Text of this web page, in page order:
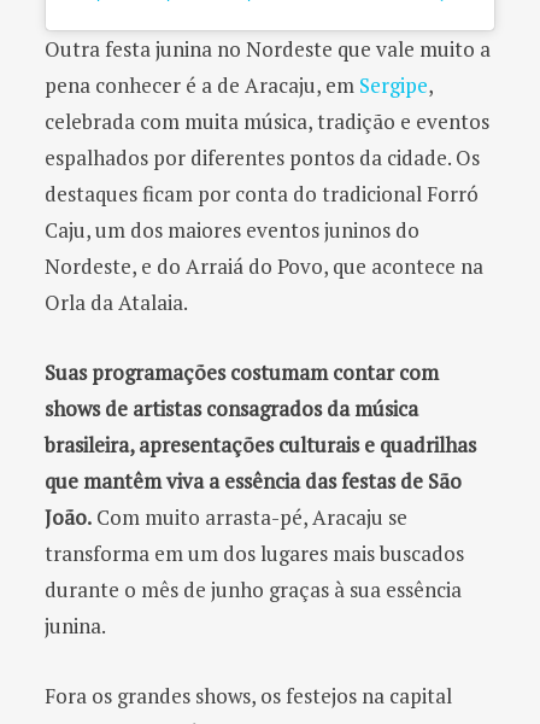
Outra festa junina no Nordeste que vale muito a
pena conhecer é a de Aracaju, em Sergipe,
celebrada com muita música, tradição e eventos
espalhados por diferentes pontos da cidade. Os
destaques ficam por conta do tradicional Forró
Caju, um dos maiores eventos juninos do
Nordeste, e do Arraiá do Povo, que acontece na
Orla da Atalaia.
Suas programações costumam contar com
shows de artistas consagrados da música
brasileira, apresentações culturais e quadrilhas
que mantêm viva a essência das festas de São
João. Com muito arrasta-pé, Aracaju se
transforma em um dos lugares mais buscados
durante o mês de junho graças à sua essência
junina.
Fora os grandes shows, os festejos na capital